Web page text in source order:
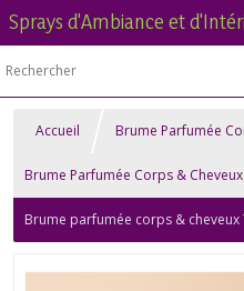
Accueil Brume Parfumée
Brume Parfumée Corps &
Gourmande
Brume parfumée corps &